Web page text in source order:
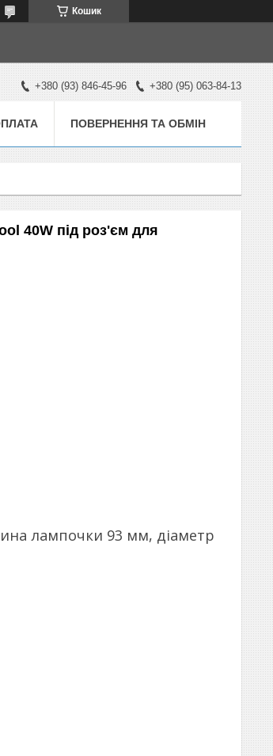
Кошик
+380 (93) 846-45-96 +380 (95) 063-84-13
ПОВЕРНЕННЯ ТА ОБМІН
40W під роз'єм для
лампочки 93 мм, діаметр